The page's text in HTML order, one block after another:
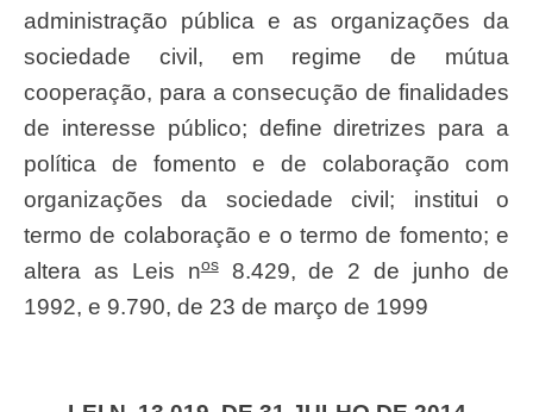
administração pública e as organizações da
sociedade civil, em regime de mútua
cooperação, para a consecução de finalidades
de interesse público; define diretrizes para a
política de fomento e de colaboração com
organizações da sociedade civil; institui o
termo de colaboração e o termo de fomento; e
altera as Leis nos8.429, de 2 de junho de
1992, e 9.790, de 23 de março de 1999